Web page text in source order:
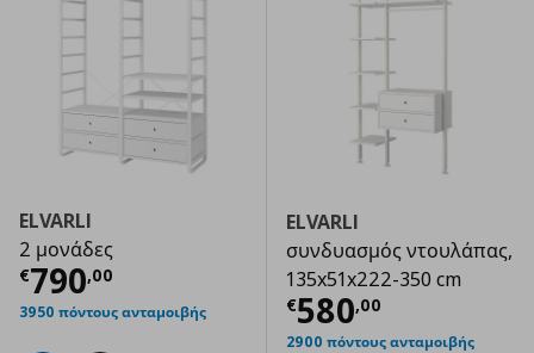
ELVARLI
2 μονάδες
€790,00
Τρέχουσα τιμή € 790,00
3950 πόντους ανταμοιβής
ELVARLI
συνδυασμός ντουλάπας,
135x51x222-350 cm
€580,00
Τρέχουσα
2900 πόντους ανταμοιβής